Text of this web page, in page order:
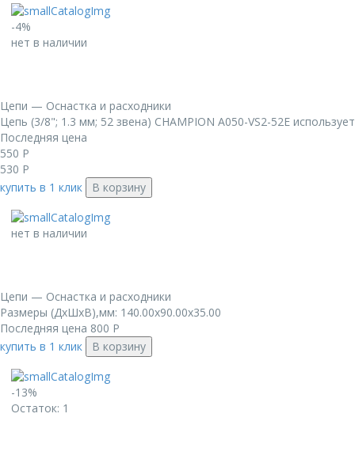
-4%
нет в наличии
Цепи — Оснастка и расходники
Цепь (3/8"; 1.3 мм; 52 звена) CHAMPION A050-VS2-52E
Последняя цена
550 Р
530 Р
купить в 1 клик
В корзину
нет в наличии
Цепи — Оснастка и расходники
Размеры (ДxШxВ),мм: 140.00x90.00x35.00
Последняя цена 800 Р
купить в 1 клик
В корзину
-13%
Остаток: 1